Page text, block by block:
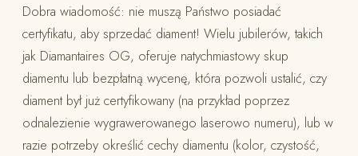
Dobra wiadomość: nie muszą Państwo posiadać
certyfikatu, aby sprzedać diament! Wielu jubilerów, takich
jak Diamantaires OG, oferuje natychmiastowy skup
diamentu lub bezpłatną wycenę, która pozwoli ustalić, czy
diament był już certyfikowany (na przykład poprzez
odnalezienie wygrawerowanego laserowo numeru), lub w
razie potrzeby określić cechy diamentu (kolor, czystość,